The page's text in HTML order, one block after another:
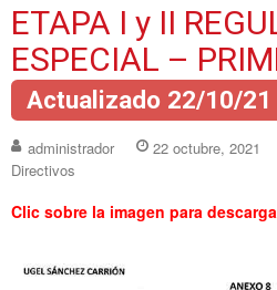
ETAPA I y II
ESPECIAL –
Actualizado 22/10/21
administrador 22 octubre, 2021
Directivos
Clic sobre la imagen para